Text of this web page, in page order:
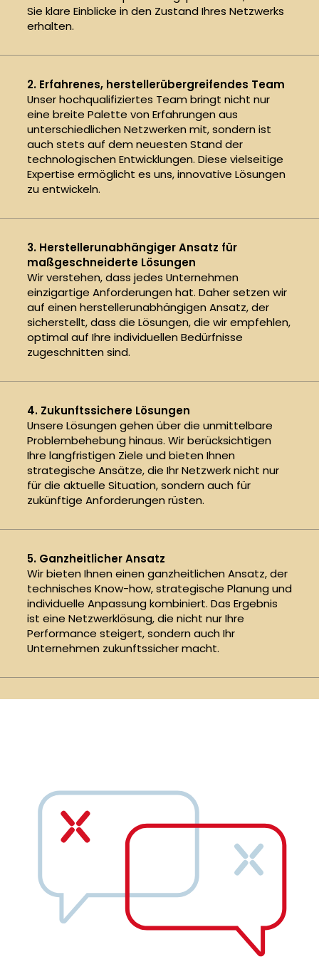
Sie klare Einblicke in den Zustand Ihres Netzwerks
erhalten.
2. Erfahrenes, herstellerübergreifendes Team
Unser hochqualifiziertes Team bringt nicht nur
eine breite Palette von Erfahrungen aus
unterschiedlichen Netzwerken mit, sondern ist
auch stets auf dem neuesten Stand der
technologischen Entwicklungen. Diese vielseitige
Expertise ermöglicht es uns, innovative Lösungen
zu entwickeln.
3. Herstellerunabhängiger Ansatz für
maßgeschneiderte Lösungen
Wir verstehen, dass jedes Unternehmen
einzigartige Anforderungen hat. Daher setzen wir
auf einen herstellerunabhängigen Ansatz, der
sicherstellt, dass die Lösungen, die wir empfehlen,
optimal auf Ihre individuellen Bedürfnisse
zugeschnitten sind.
4. Zukunftssichere Lösungen
Unsere Lösungen gehen über die unmittelbare
Problembehebung hinaus. Wir berücksichtigen
Ihre langfristigen Ziele und bieten Ihnen
strategische Ansätze, die Ihr Netzwerk nicht nur
für die aktuelle Situation, sondern auch für
zukünftige Anforderungen rüsten.
5. Ganzheitlicher Ansatz
Wir bieten Ihnen einen ganzheitlichen Ansatz, der
technisches Know-how, strategische Planung und
individuelle Anpassung kombiniert. Das Ergebnis
ist eine Netzwerklösung, die nicht nur Ihre
Performance steigert, sondern auch Ihr
Unternehmen zukunftssicher macht.